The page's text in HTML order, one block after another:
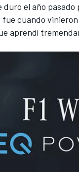
duro el año
fue cuando
aprendí